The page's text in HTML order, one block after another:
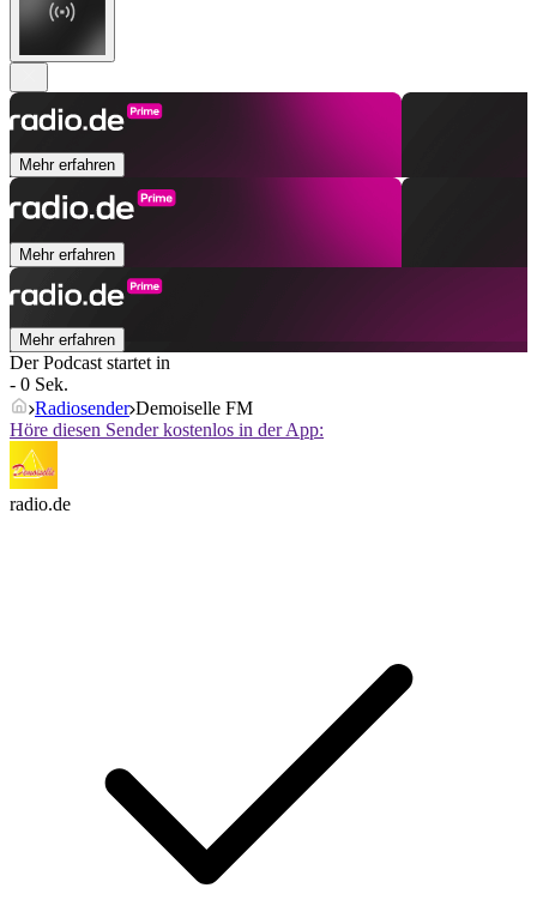
Mehr erfahren
Mehr erfahren
Mehr erfahren
Der Podcast startet in
- 0 Sek.
Radiosender Demoiselle FM
Höre diesen Sender kostenlos in der App:
radio.de